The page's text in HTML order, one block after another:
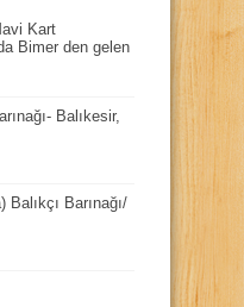
Kart
Bimer den gelen
Balıkesir,
Barınağı/